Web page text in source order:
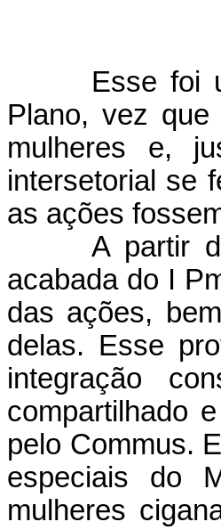
Esse foi
Plano, vez
mulheres e,
intersetorial se
as ações
A partir
acabada do I
das ações,
delas. Esse
integração
compartilhado
pelo Commus.
especiais do
mulheres